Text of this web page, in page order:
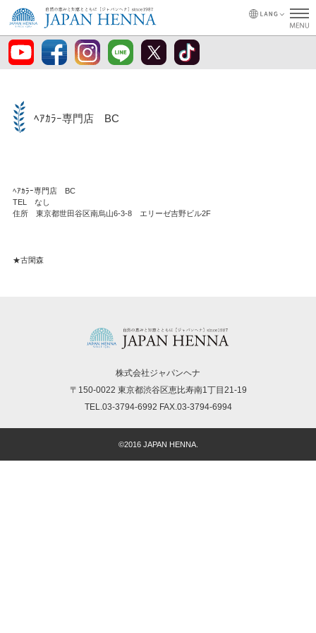
ﾍｱｶﾗｰ専門店 BC
ﾍｱｶﾗｰ専門店 BC
TEL なし
住所 東京都世田谷区南烏山6-3-8 エリーゼ吉野ビル2F
★古閑森
株式会社ジャパンヘナ
〒150-0022 東京都渋谷区恵比寿南1丁目21-19
TEL.03-3794-6992 FAX.03-3794-6994
©2016 JAPAN HENNA.